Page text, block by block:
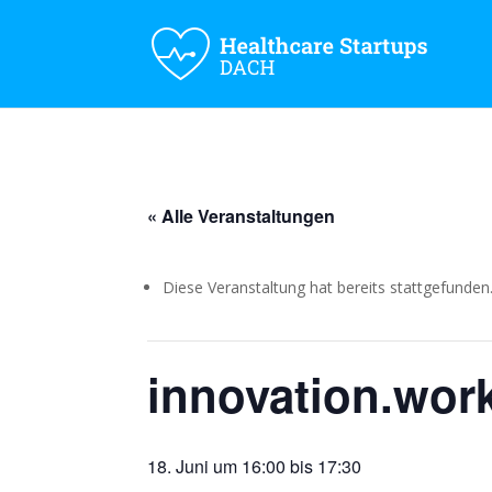
« Alle Veranstaltungen
Diese Veranstaltung hat bereits
18. Juni um 16:00 bis 17:30